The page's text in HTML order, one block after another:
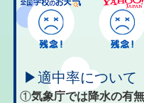
▶適中率について
①気象庁では降水の有